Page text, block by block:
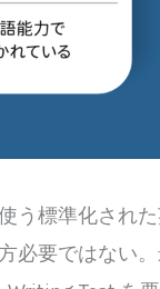
う標準化され
必要ではない